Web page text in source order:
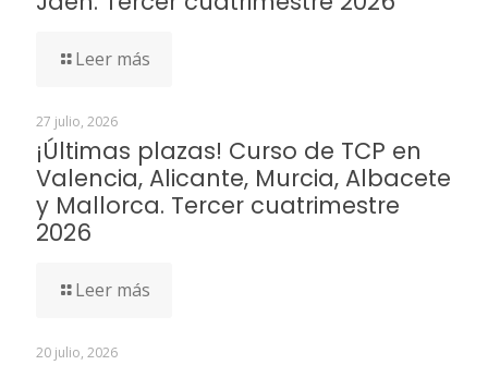
Leer más
27 julio, 2026
¡Últimas plazas! Curso de TCP en
Valencia, Alicante, Murcia, Albacete
y Mallorca. Tercer cuatrimestre
2026
Leer más
20 julio, 2026